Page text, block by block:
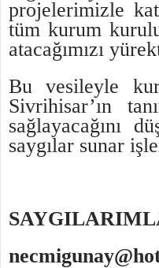
projelerimizle
tüm kurum
atacağımızı
Bu vesileyle
Sivrihisar’ın
sağlayacağını
saygılar sunar